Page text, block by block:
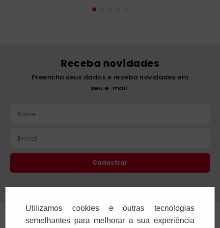
Receba novidades
Preencha seus dados e receba novidades em
seu e-mail.
Confira nossa Política de Privacidade.
Cadastrar
Utilizamos cookies e outras tecnologias
semelhantes para melhorar a sua experiência